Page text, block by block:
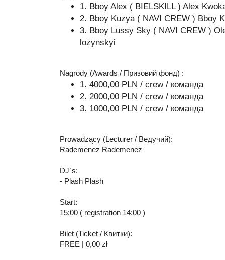
1. Bboy Alex ( BIELSKILL ) Alex
2. Bboy Kuzya ( NAVI CREW ) Bboy
3. Bboy Lussy Sky ( NAVI CREW )
lozynskyi
Nagrody (Awards / Призовий фонд) :
1. 4000,00 PLN / crew / команда
2. 2000,00 PLN / crew / команда
3. 1000,00 PLN / crew / команда
Prowadzący (Lecturer / Ведучий):
Rademenez Rademenez
DJ`s:
- Plash Plash
Start:
15:00 ( registration 14:00 )
Bilet (Ticket / Квитки):
FREE | 0,00 zł